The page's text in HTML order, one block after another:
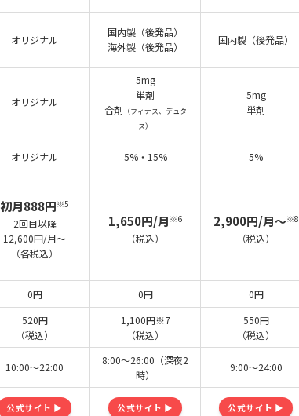
オリジナル
国内製（後発品）
海外製（後発品）
国内製（後発品）
オリジナル
5mg
単剤
合剤 （フィナス、デュタ
ス）
5mg
単剤
オリジナル 5%・15% 5%
初月888円※5
2回目以降
12,600円/月～
（各税込）
1,650円/月 ※6
（税込）
2,900円/月～※8
（税込）
0円 0円 0円
520円
（税込）
1,100円※7
（税込）
550円
（税込）
10:00〜22:00
8:00～26:00（深夜2
時）
9:00～24:00
公式サイト ▶ 公式サイト ▶ 公式サイト ▶